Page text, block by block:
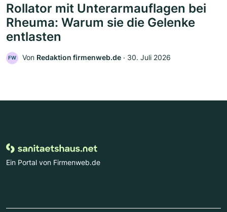
Rollator mit Unterarmauflagen bei
Rheuma: Warum sie die Gelenke
entlasten
FW Von Redaktion firmenweb.de ‧ 30. Juli 2026
Ein Portal von Firmenweb.de